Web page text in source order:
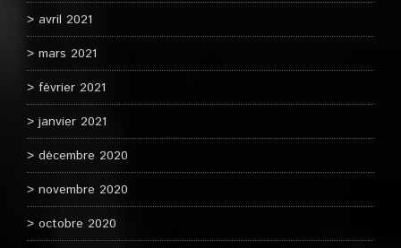
avril 2021
mars 2021
février 2021
janvier 2021
décembre 2020
novembre 2020
octobre 2020